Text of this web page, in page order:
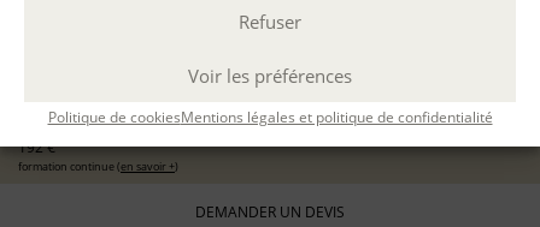
Refuser
Voir les préférences
Politique de cookiesMentions légales et politique de confidentialité
EXPÉRIMENTER L'ATELIER D'ÉCRITURE
pour les particuliers
192 €
formation continue (en savoir +)
DEMANDER UN DEVIS